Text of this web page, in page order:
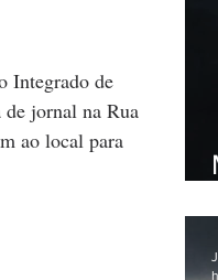
Integrado de
jornal na Rua
ao local para